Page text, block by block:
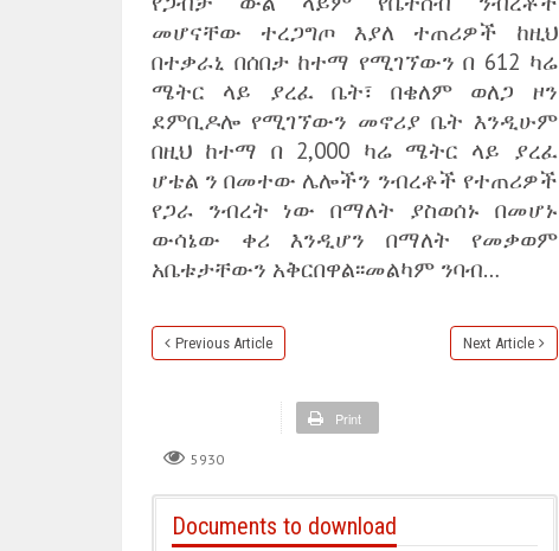
መሆናቸው ተረጋግጦ እያለ ተጠሪዎች ከዚህ
በተቃራኒ በሰበታ ከተማ የሚገኘውን በ 612 ካሬ
ሜትር ላይ ያረፈ ቤት፣ በቄለም ወለጋ ዞን
ደምቢዶሎ የሚገኘውን መኖሪያ ቤት እንዲሁም
በዚህ ከተማ በ 2,000 ካሬ ሜትር ላይ ያረፈ
ሆቴል ን በመተው ሌሎችን ንብረቶች የተጠሪዎች
የጋራ ንብረት ነው በማለት ያስወሰኑ በመሆኑ
ውሳኔው ቀሪ እንዲሆን በማለት የመቃወም
አቤቱታቸውን አቅርበዋል፡፡መልካም ንባብ…
Previous Article Next Article
Print
5930
Documents to download